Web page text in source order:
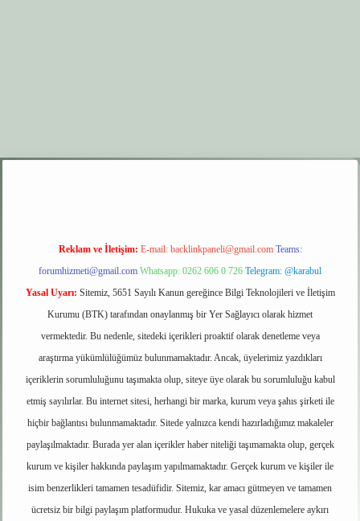
elexbet giriş
Reklam ve İletişim: E-mail: backlinkpaneli@gmail.com Teams:
forumhizmeti@gmail.com Whatsapp: 0262 606 0 726 Telegram: @karabul
Yasal Uyarı: Sitemiz, 5651 Sayılı Kanun gereğince Bilgi Teknolojileri ve İletişim
Kurumu (BTK) tarafından onaylanmış bir Yer Sağlayıcı olarak hizmet
vermektedir. Bu nedenle, sitedeki içerikleri proaktif olarak denetleme veya
araştırma yükümlülüğümüz bulunmamaktadır. Ancak, üyelerimiz yazdıkları
içeriklerin sorumluluğunu taşımakta olup, siteye üye olarak bu sorumluluğu kabul
etmiş sayılırlar. Bu internet sitesi, herhangi bir marka, kurum veya şahıs şirketi ile
hiçbir bağlantısı bulunmamaktadır. Sitede yalnızca kendi hazırladığımız makaleler
paylaşılmaktadır. Burada yer alan içerikler haber niteliği taşımamakta olup, gerçek
kurum ve kişiler hakkında paylaşım yapılmamaktadır. Gerçek kurum ve kişiler ile
isim benzerlikleri tamamen tesadüfidir. Sitemiz, kar amacı gütmeyen ve tamamen
ücretsiz bir bilgi paylaşım platformudur. Hukuka ve yasal düzenlemelere aykırı